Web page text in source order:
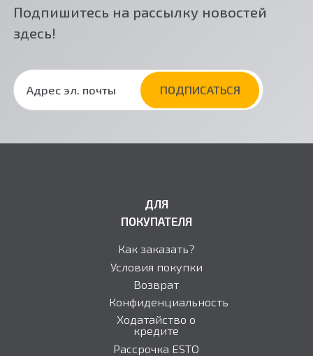
Подпишитесь на рассылку новостей
здесь!
ДЛЯ
ПОКУПАТЕЛЯ
Как заказать?
Условия покупки
Возврат
Конфиденциальность
Ходатайство о
кредите
Рассрочка ESTO